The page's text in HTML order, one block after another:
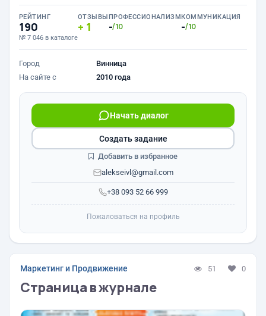
РЕЙТИНГ
190
№ 7 046 в каталоге
ОТЗЫВЫ
1
ПРОФЕССИОНАЛИЗМ
-/10
КОММУНИКАЦИЯ
-/10
Город
Винница
На сайте с
2010 года
+38 093 52 66 999
Начать диалог
alekseivl@gmail.com
Создать задание
Добавить в избранное
Пожаловаться на профиль
Маркетинг и Продвижение 51 0
Страница в журнале